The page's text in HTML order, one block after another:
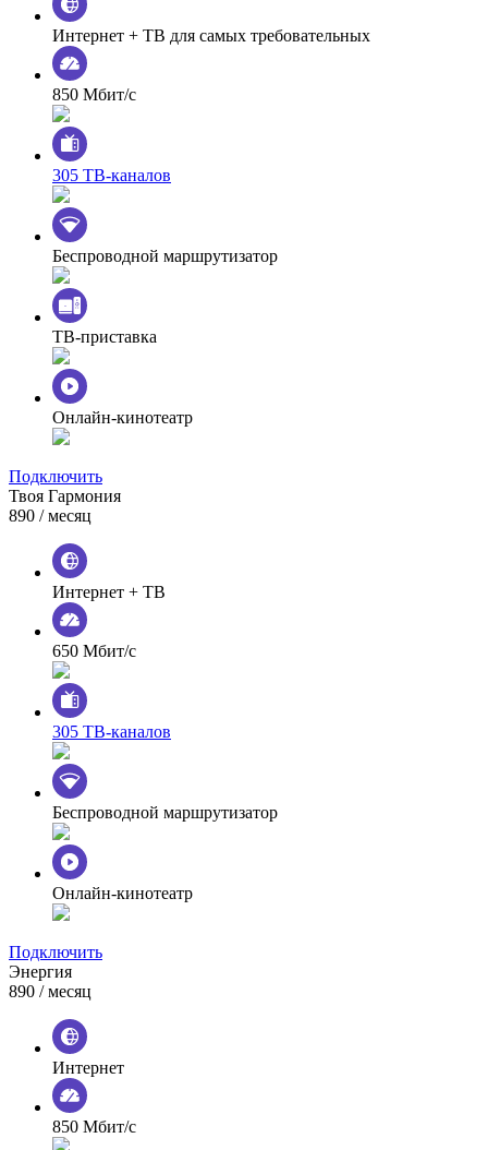
Интернет + ТВ для самых требовательных
850 Мбит/с
305 ТВ-каналов
Беспроводной маршрутизатор
ТВ-приставка
Онлайн-кинотеатр
Подключить
Твоя Гармония
890 / месяц
Интернет + ТВ
650 Мбит/с
305 ТВ-каналов
Беспроводной маршрутизатор
Онлайн-кинотеатр
Подключить
Энергия
890 / месяц
Интернет
850 Мбит/с